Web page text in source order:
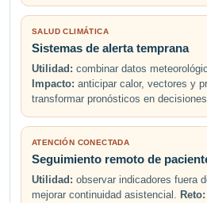
SALUD CLIMÁTICA
Sistemas de alerta temprana
Utilidad: combinar datos
Impacto: anticipar calor, vectores y
transformar pronósticos en
ATENCIÓN CONECTADA
Seguimiento remoto de
Utilidad: observar indicadores fuera
mejorar continuidad asistencial. Reto: